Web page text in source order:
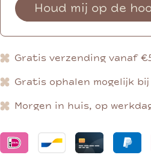
Houd mij op de
Gratis verzending vanaf
Gratis ophalen mogelijk bij
Morgen in huis, op